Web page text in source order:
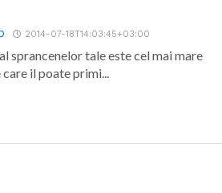
2014-07-18T14:03:45+03:00
sprancenelor tale este cel mai mare
il poate primi...